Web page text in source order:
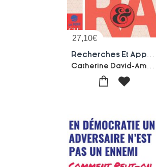
27,10€